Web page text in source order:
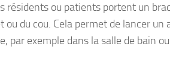
résidents ou patients portent un
du cou. Cela permet de lancer un
par exemple dans la salle de bain